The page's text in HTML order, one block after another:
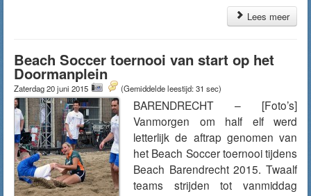
Lees meer
Beach Soccer toernooi van start op het
Doormanplein
Zaterdag 20 juni 2015 (Gemiddelde leestijd: 31 sec)
BARENDRECHT – [Foto’s]
Vanmorgen om half elf werd
letterlijk de aftrap genomen van
het Beach Soccer toernooi tijdens
Beach Barendrecht 2015. Twaalf
teams strijden tot vanmiddag